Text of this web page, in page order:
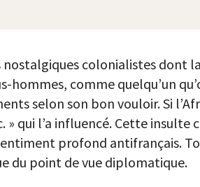
colonialistes dont
hommes, comme quelqu’un
selon son bon vouloir. Si
» qui l’a influencé. Cette
profond antifrançais.
du point de vue diplomatique.